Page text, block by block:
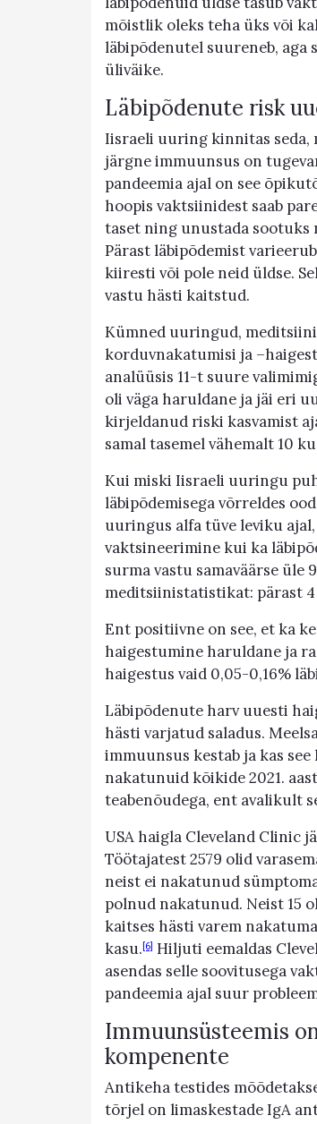
mõistlik oleks teha üks või
läbipõdenutel suureneb, aga
üliväike.
Läbipõdenute risk
Iisraeli uuring kinnitas seda,
järgne immuunsus on
pandeemia ajal on see
hoopis vaktsiinidest saab
taset ning unustada sootuks
Pärast läbipõdemist
kiiresti või pole neid üldse.
vastu hästi kaitstud.
Kümned uuringud,
korduvnakatumisi ja
analüüsis 11-t suure
oli väga haruldane ja jäi eri
kirjeldanud riski kasvamist
samal tasemel vähemalt 10
Kui miski Iisraeli uuringu
läbipõdemisega võrreldes
uuringus alfa tüve leviku
vaktsineerimine kui ka
surma vastu samaväärse üle
meditsiinistatistikat: pärast
Ent positiivne on see, et ka
haigestumine haruldane ja
haigestus vaid 0,05-0,16%
Läbipõdenute harv uuesti
hästi varjatud saladus.
immuunsus kestab ja kas
nakatunuid kõikide 2021.
teabenõudega, ent avalikult
USA haigla Cleveland Clinic
Töötajatest 2579 olid
neist ei nakatunud
polnud nakatunud. Neist 15
kaitses hästi varem
kasu.[6] Hiljuti eemaldas
asendas selle soovitusega
pandeemia ajal suur
Immuunsüsteemis
kompenente
Antikeha testides
tõrjel on limaskestade IgA